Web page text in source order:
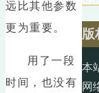
远比其他参数
更为重要。
用了一段
时间，也没有
版
本
网